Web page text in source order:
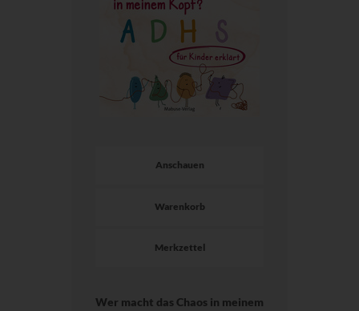
Anschauen
Warenkorb
Merkzettel
Wer macht das Chaos in meinem